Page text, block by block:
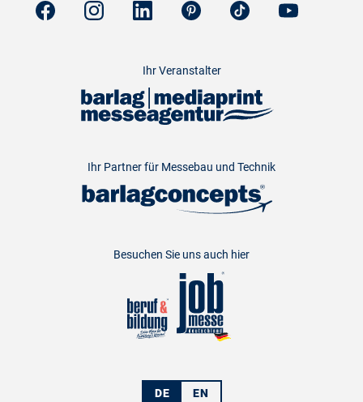
Ihr Veranstalter
Ihr Partner für Messebau und Technik
Besuchen Sie uns auch hier
DE EN